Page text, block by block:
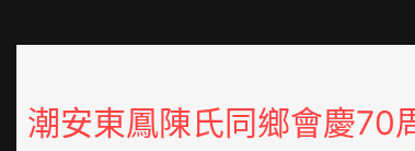
潮安東鳳陳氏同鄉會慶70